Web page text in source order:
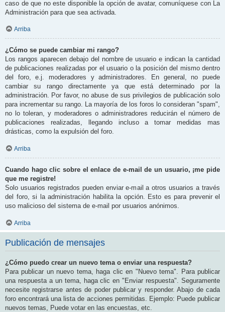
caso de que no este disponible la opción de avatar, comuníquese con La
Administración para que sea activada.
Arriba
¿Cómo se puede cambiar mi rango?
Los rangos aparecen debajo del nombre de usuario e indican la cantidad
de publicaciones realizadas por el usuario o la posición del mismo dentro
del foro, e.j. moderadores y administradores. En general, no puede
cambiar su rango directamente ya que está determinado por la
administración. Por favor, no abuse de sus privilegios de publicación solo
para incrementar su rango. La mayoría de los foros lo consideran "spam",
no lo toleran, y moderadores o administradores reducirán el número de
publicaciones realizadas, llegando incluso a tomar medidas mas
drásticas, como la expulsión del foro.
Arriba
Cuando hago clic sobre el enlace de e-mail de un usuario, ¡me pide
que me registre!
Solo usuarios registrados pueden enviar e-mail a otros usuarios a través
del foro, si la administración habilita la opción. Esto es para prevenir el
uso malicioso del sistema de e-mail por usuarios anónimos.
Arriba
Publicación de mensajes
¿Cómo puedo crear un nuevo tema o enviar una respuesta?
Para publicar un nuevo tema, haga clic en "Nuevo tema". Para publicar
una respuesta a un tema, haga clic en "Enviar respuesta". Seguramente
necesite registrarse antes de poder publicar y responder. Abajo de cada
foro encontrará una lista de acciones permitidas. Ejemplo: Puede publicar
nuevos temas, Puede votar en las encuestas, etc.